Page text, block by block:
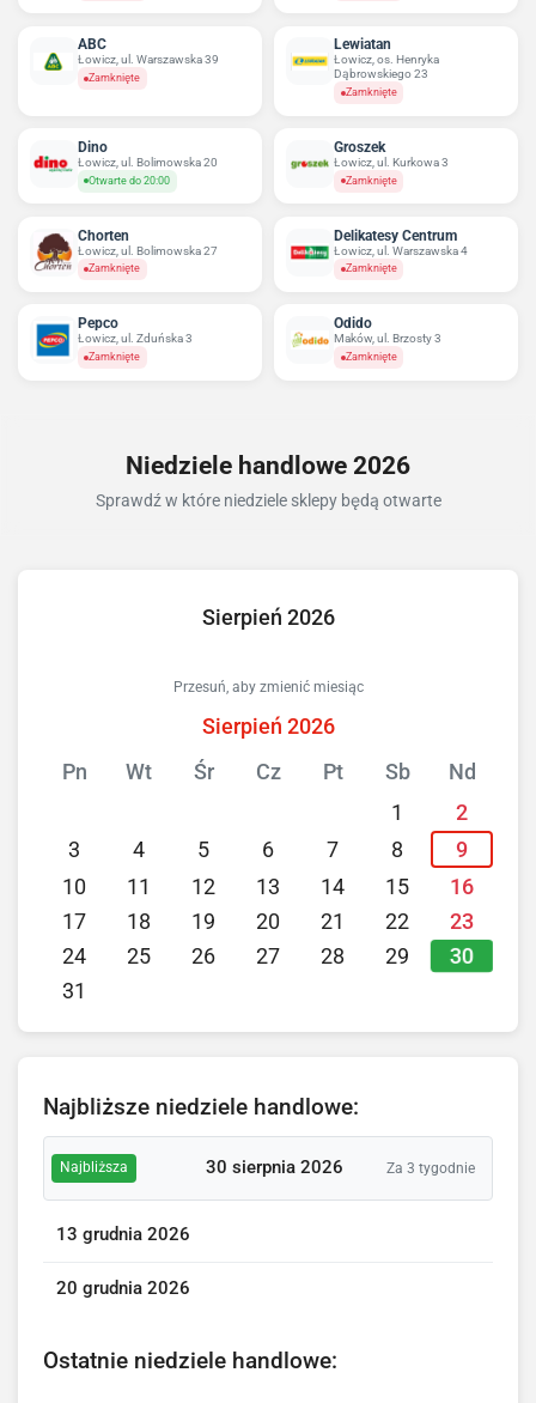
ABC
Łowicz, ul. Warszawska 39
Zamknięte
Lewiatan
Łowicz, os. Henryka
Dąbrowskiego 23
Zamknięte
Dino
Łowicz, ul. Bolimowska 20
Otwarte do 20:00
Groszek
Łowicz, ul. Kurkowa 3
Zamknięte
Chorten
Łowicz, ul. Bolimowska 27
Zamknięte
Delikatesy Centrum
Łowicz, ul. Warszawska 4
Zamknięte
Pepco
Łowicz, ul. Zduńska 3
Zamknięte
Odido
Maków, ul. Brzosty 3
Zamknięte
Niedziele handlowe 2026
Sprawdź w które niedziele sklepy będą otwarte
Sierpień 2026
Przesuń, aby zmienić miesiąc
Sierpień 2026
Pn
Wt Śr Cz Pt Sb
Nd
1
2
3
4 5 6 7 8
9
10
11 12 13 14 15
16
17
18 19 20 21 22
23
24
25 26 27 28 29
30
31
Najbliższe niedziele handlowe:
Najbliższa 30 sierpnia 2026 Za 3 tygodnie
13 grudnia 2026
20 grudnia 2026
Ostatnie niedziele handlowe: